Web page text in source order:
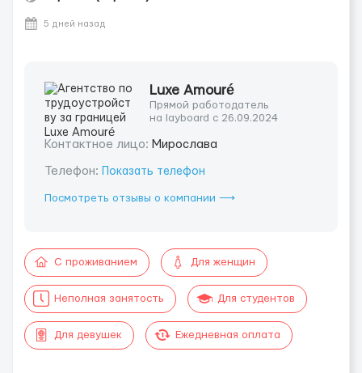
5 дней назад
Luxe Amouré
Прямой работодатель
на layboard с 26.09.2024
Контактное лицо: Мирослава
Телефон: Показать телефон
Посмотреть отзывы о компании ⟶
С проживанием Для женщин
Неполная занятость Для студентов
Для девушек Ежедневная оплата